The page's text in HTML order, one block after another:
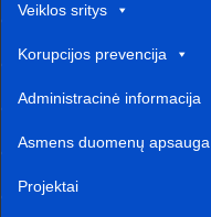
Veiklos sritys
Korupcijos prevencija
Administracinė informacija
Asmens duomenų apsauga
Projektai‎